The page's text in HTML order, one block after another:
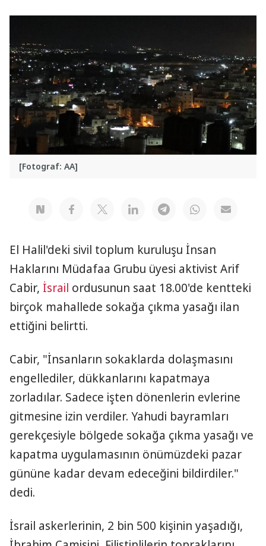
[Fotograf: AA]
El Halil'deki sivil toplum kuruluşu İnsan
Haklarını Müdafaa Grubu üyesi aktivist Arif
Cabir, İsrail ordusunun saat 18.00'de kentteki
birçok mahallede sokağa çıkma yasağı ilan
ettiğini belirtti.
Cabir, "İnsanların sokaklarda dolaşmasını
engellediler, dükkanlarını kapatmaya
zorladılar. Sadece işten dönenlerin evlerine
gitmesine izin verdiler. Yahudi bayramları
gerekçesiyle bölgede sokağa çıkma yasağı ve
kapatma uygulamasının önümüzdeki pazar
gününe kadar devam edeceğini bildirdiler."
dedi.
İsrail askerlerinin, 2 bin 500 kişinin yaşadığı,